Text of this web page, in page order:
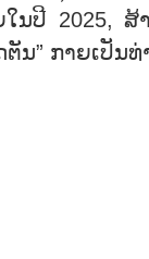
ນປີ 2025, ສ້
ນ” ກາຍເປັນ